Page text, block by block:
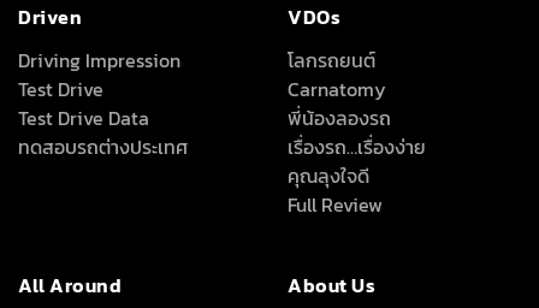
Driven
Driving Impression
Test Drive
Test Drive Data
ทดสอบรถต่างประเทศ
VDOs
โลกรถยนต์
Carnatomy
พี่น้องลองรถ
เรื่องรถ…เรื่องง่าย
คุณลุงใจดี
Full Review
All Around
About Us